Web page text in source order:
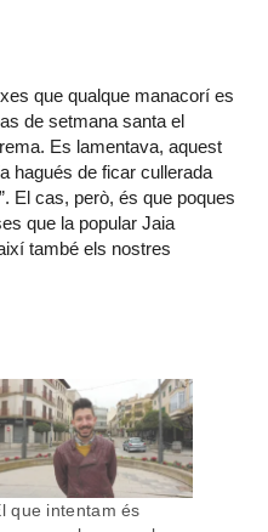
que qualque manacorí es
de setmana santa el
Es lamentava, aquest
hagués de ficar cullerada
El cas, però, és que poques
que la popular Jaia
també els nostres
que intentam és